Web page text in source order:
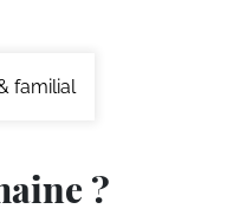
familial
?